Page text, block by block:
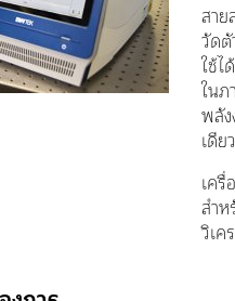
สา
วัด
ใช้
ใน
พลัง
เดี
เค
สำ
วิเค